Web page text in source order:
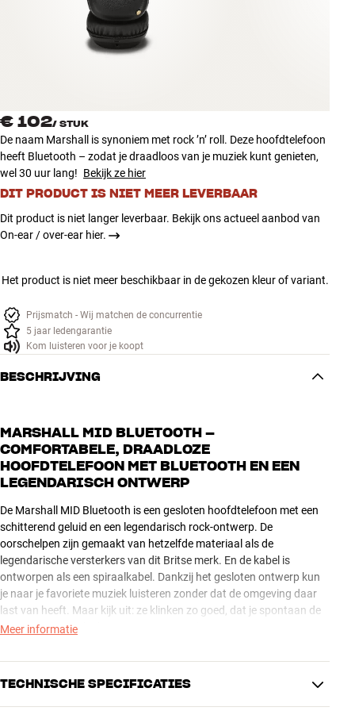
Accessoires
INSPIRATIE
NIEUW
AANBIEDINGEN
Winkels
Klantenservice
Bouw met geluid
€ 102/ STUK
De naam Marshall is synoniem met rock ’n’ roll. Deze hoofdtelefoon
heeft Bluetooth – zodat je draadloos van je muziek kunt genieten,
wel 30 uur lang! Bekijk ze hier
DIT PRODUCT IS NIET MEER LEVERBAAR
Dit product is niet langer leverbaar. Bekijk ons actueel aanbod van
On-ear / over-ear hier.
Het product is niet meer beschikbaar in de gekozen kleur of variant.
Prijsmatch - Wij matchen de concurrentie
5 jaar ledengarantie
Kom luisteren voor je koopt
BESCHRIJVING
MARSHALL MID BLUETOOTH –
COMFORTABELE, DRAADLOZE
HOOFDTELEFOON MET BLUETOOTH EN EEN
LEGENDARISCH ONTWERP
De Marshall MID Bluetooth is een gesloten hoofdtelefoon met een
schitterend geluid en een legendarisch rock-ontwerp. De
oorschelpen zijn gemaakt van hetzelfde materiaal als de
legendarische versterkers van dit Britse merk. En de kabel is
ontworpen als een spiraalkabel. Dankzij het gesloten ontwerp kun
je naar je favoriete muziek luisteren zonder dat de omgeving daar
last van heeft. Maar kijk uit: ze klinken zo goed, dat je spontaan de
neiging krijgt om luchtgitaar te gaan spelen!
Hij is voorzien van Bluetooth, dus er zitten geen vervelende kabels in
de weg. De oorschelpen hebben een geïntegreerde microfoon,
Meer informatie
TECHNISCHE SPECIFICATIES